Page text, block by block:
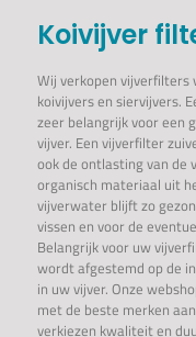
Koivijver
Wij verkopen vijverfilters
koivijvers en siervijvers.
zeer belangrijk voor een
vijver. Een vijverfilter
ook de ontlasting van de
organisch materiaal uit
vijverwater blijft zo
vissen en voor de
Belangrijk voor uw
wordt afgestemd op de
in uw vijver. Onze
met de beste merken
verkiezen kwaliteit en